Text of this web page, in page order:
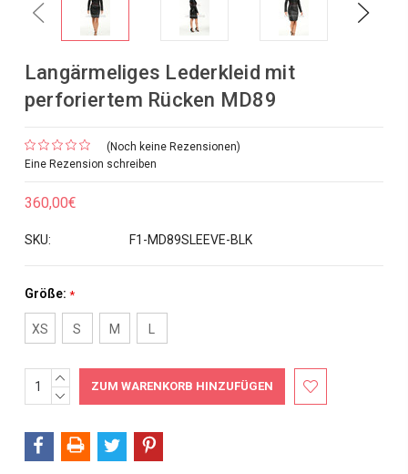
Previous Next
Langärmeliges Lederkleid mit
perforiertem Rücken MD89
(Noch keine Rezensionen)
Eine Rezension schreiben
360,00€
SKU: F1-MD89SLEEVE-BLK
Größe: *
XS S M
Aktueller
Bestand:
MENGE
ERHÖHEN:
MENGE